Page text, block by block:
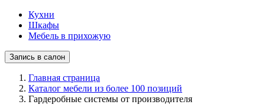
Кухни
Шкафы
Мебель в прихожую
Запись в салон
Главная страница
Каталог мебели из более 100 позиций
Гардеробные системы от производителя